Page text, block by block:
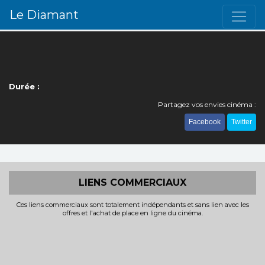
Le Diamant
Durée :
Partagez vos envies cinéma :
Facebook Twitter
LIENS COMMERCIAUX
Ces liens commerciaux sont totalement indépendants et sans lien avec les
offres et l'achat de place en ligne du cinéma.